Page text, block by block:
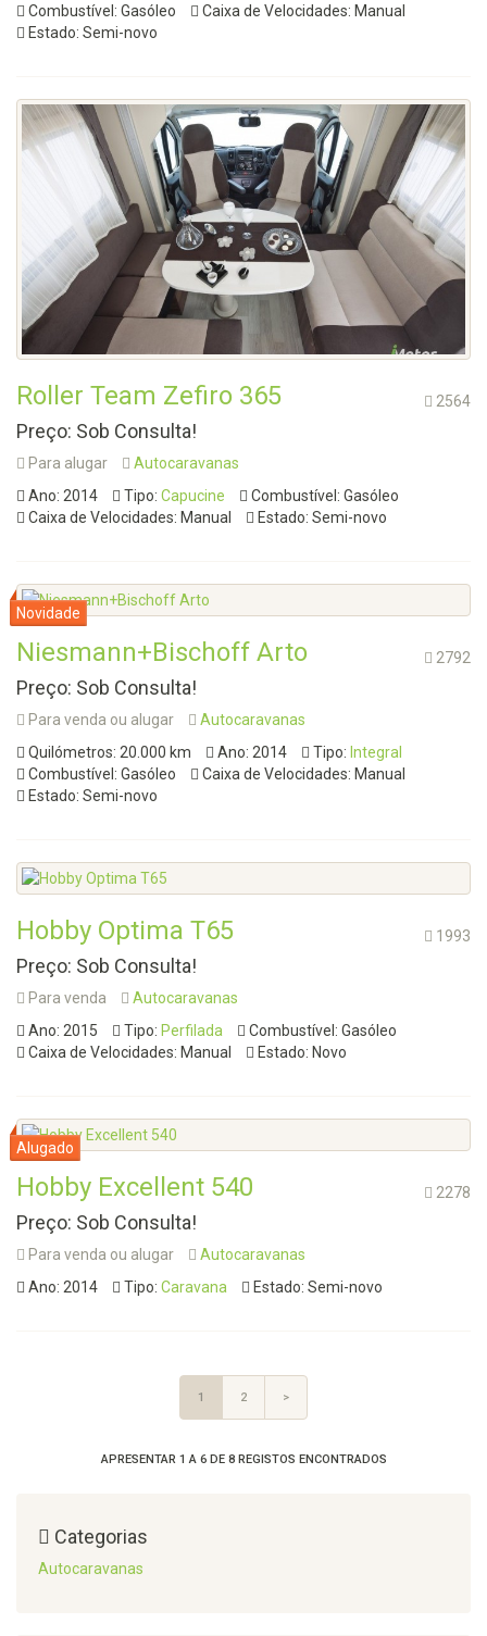
Combustível: Gasóleo
Caixa de Velocidades: Manual
Estado: Semi-novo
2564
Roller Team Zefiro 365
Preço: Sob Consulta!
Para alugar
Autocaravanas
Ano: 2014
Tipo: Capucine
Combustível: Gasóleo
Caixa de Velocidades: Manual
Estado: Semi-novo
2792
Niesmann+Bischoff Arto
Preço: Sob Consulta!
Para venda ou alugar
Autocaravanas
Quilómetros: 20.000 km
Ano: 2014 Tipo: Integral
Combustível: Gasóleo
Caixa de Velocidades: Manual
Estado: Semi-novo
1993
Hobby Optima T65
Preço: Sob Consulta!
Para venda
Autocaravanas
Ano: 2015
Tipo: Perfilada
Combustível: Gasóleo
Caixa de Velocidades: Manual
Estado: Novo
2278
Hobby Excellent 540
Preço: Sob Consulta!
Para venda ou alugar
Autocaravanas
Ano: 2014
Tipo: Caravana Estado: Semi-novo
1 2 >
APRESENTAR 1 A 6 DE 8 REGISTOS ENCONTRADOS
Categorias
Autocaravanas